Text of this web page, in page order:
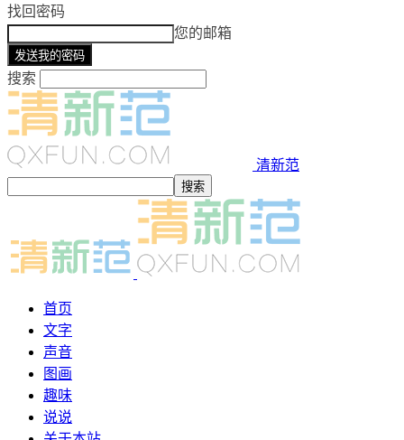
找回密码
您的邮箱
搜索
清新范
首页
文字
声音
图画
趣味
说说